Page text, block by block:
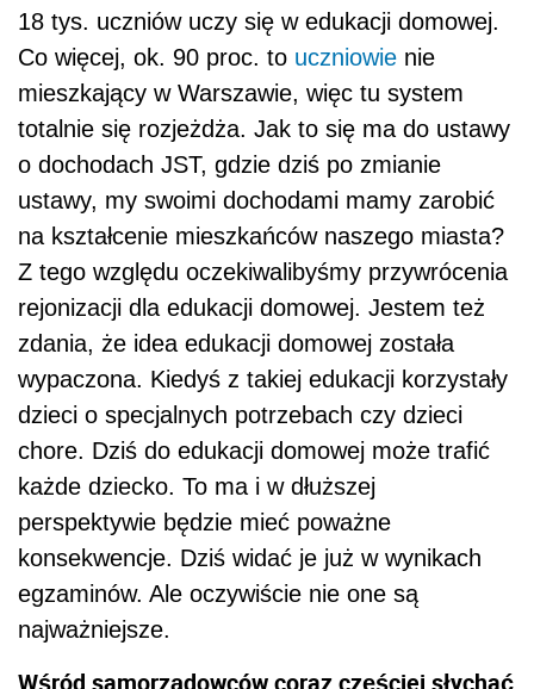
18 tys. uczniów uczy się w edukacji domowej.
Co więcej, ok. 90 proc. to uczniowie nie
mieszkający w Warszawie, więc tu system
totalnie się rozjeżdża. Jak to się ma do ustawy
o dochodach JST, gdzie dziś po zmianie
ustawy, my swoimi dochodami mamy zarobić
na kształcenie mieszkańców naszego miasta?
Z tego względu oczekiwalibyśmy przywrócenia
rejonizacji dla edukacji domowej. Jestem też
zdania, że idea edukacji domowej została
wypaczona. Kiedyś z takiej edukacji korzystały
dzieci o specjalnych potrzebach czy dzieci
chore. Dziś do edukacji domowej może trafić
każde dziecko. To ma i w dłuższej
perspektywie będzie mieć poważne
konsekwencje. Dziś widać je już w wynikach
egzaminów. Ale oczywiście nie one są
najważniejsze.
Wśród samorządowców coraz częściej słychać